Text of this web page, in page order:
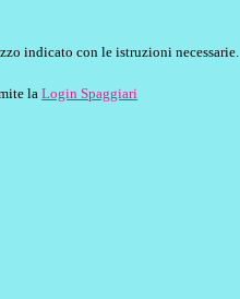
indicato con le istruzioni necessarie.
la Login Spaggiari